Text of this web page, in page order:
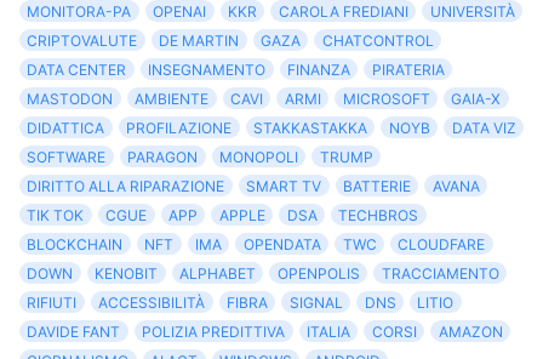
MONITORA-PA
OPENAI KKR CAROLA FREDIANI
UNIVERSITÀ
CRIPTOVALUTE
DE MARTIN GAZA
CHATCONTROL
DATA CENTER
INSEGNAMENTO FINANZA
PIRATERIA
MASTODON
AMBIENTE CAVI ARMI MICROSOFT
GAIA-X
DIDATTICA
PROFILAZIONE STAKKASTAKKA NOYB
DATA VIZ
SOFTWARE
PARAGON MONOPOLI
TRUMP
DIRITTO ALLA RIPARAZIONE
SMART TV BATTERIE
AVANA
TIK TOK
CGUE APP APPLE DSA
TECHBROS
BLOCKCHAIN
NFT IMA OPENDATA TWC
CLOUDFARE
DOWN
KENOBIT ALPHABET OPENPOLIS
TRACCIAMENTO
RIFIUTI
ACCESSIBILITÀ FIBRA SIGNAL DNS
LITIO
DAVIDE FANT
POLIZIA PREDITTIVA ITALIA CORSI
AMAZON